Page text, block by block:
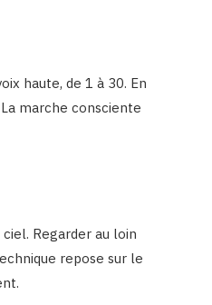
haute, de 1 à 30. En
marche consciente
Regarder au loin
repose sur le